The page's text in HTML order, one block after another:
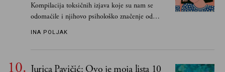
Kompilacija toksičnih izjava koje su nam se
odomaćile i njihovo psihološko značenje od
INA POLJAK
Jurica Pavičić: Ovo je moja lista 10